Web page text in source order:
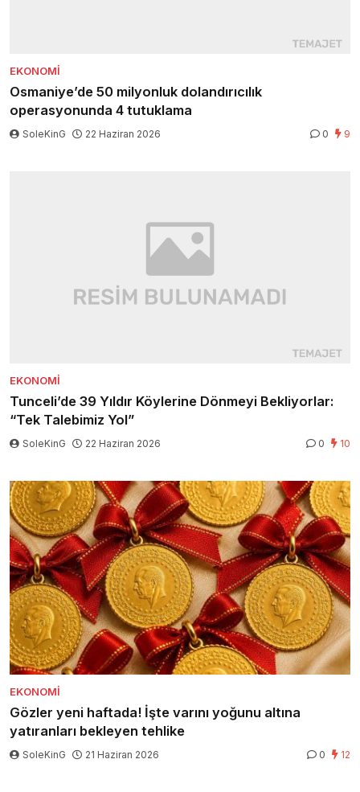
EKONOMI
Osmaniye’de 50 milyonluk dolandırıcılık
operasyonunda 4 tutuklama
SoleKinG 22 Haziran 2026 0 9
EKONOMI
Tunceli’de 39 Yıldır Köylerine Dönmeyi Bekliyorlar:
“Tek Talebimiz Yol”
SoleKinG 22 Haziran 2026 0 10
EKONOMI
Gözler yeni haftada! İşte varını yoğunu altına
yatıranları bekleyen tehlike
SoleKinG 21 Haziran 2026 0 12